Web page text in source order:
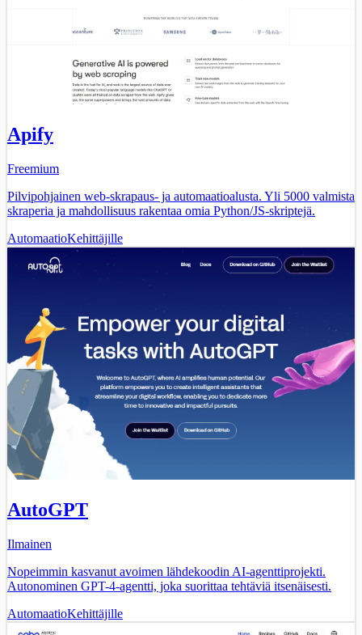
Apify
Freemium
Pilvipohjainen web-skrapaus- ja automaatioalusta. Yli 5000 valmista
skraperia ja mahdollisuus rakentaa omia Python/JS-skriptejä.
AutomaatioKehittäjille
AutoGPT
Ilmainen
Nopeimmin kasvanut avoimen lähdekoodin AI-agenttiprojekti.
Autonominen GPT-4-agentti, joka suorittaa tehtäviä itsenäisesti.
AutomaatioKehittäjille